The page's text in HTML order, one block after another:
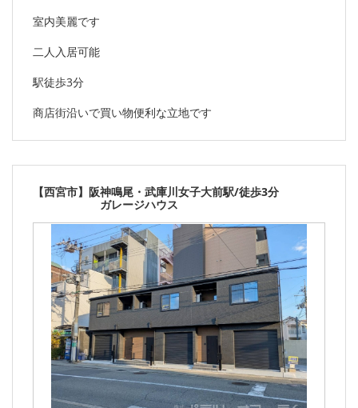
室内美麗です
二人入居可能
駅徒歩3分
商店街沿いで買い物便利な立地です
【西宮市】阪神鳴尾・武庫川女子大前駅/徒歩3分
ガレージハウス